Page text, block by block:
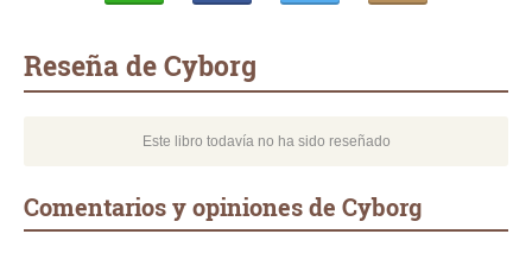
Reseña de Cyborg
Este libro todavía no ha sido reseñado
Comentarios y opiniones de Cyborg